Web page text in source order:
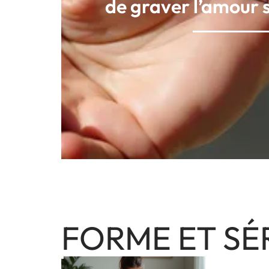
de graver l’amour
FORME ET